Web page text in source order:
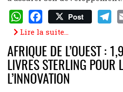
WhatsApp
Facebook
Post
Lire la suite...
AFRIQUE DE L’OUEST :
LIVRES STERLING POUR
L’INNOVATION